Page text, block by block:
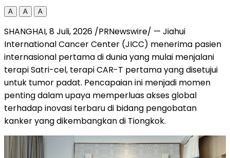
A A A
SHANGHAI,8 Juli, 2026 /PRNewswire/ — Jiahui
International Cancer Center (JICC) menerima pasien
internasional pertama di dunia yang mulai menjalani
terapi Satri-cel, terapi CAR-T pertama yang disetujui
untuk tumor padat. Pencapaian ini menjadi momen
penting dalam upaya memperluas akses global
terhadap inovasi terbaru di bidang pengobatan
kanker yang dikembangkan di Tiongkok.